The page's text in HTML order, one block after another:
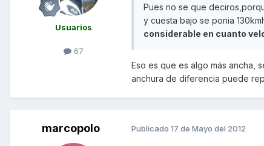
Usuarios
67
Pues no se que
y cuesta bajo se ponia
considerable en cuanto
Eso es que es algo más ancha,
anchura de diferencia puede
marcopolo Publicado 17 de Mayo del 2012